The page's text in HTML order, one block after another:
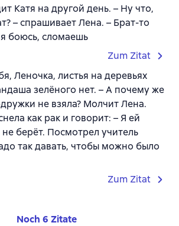
Катя на другой день. – Ну что,
– спрашивает Лена. – Брат-то
боюсь, сломаешь
Zum Zitat
Леночка, листья на деревьях
зелёного нет. – А почему же
не взяла? Молчит Лена.
как рак и говорит: – Я ей
берёт. Посмотрел учитель
так давать, чтобы можно было
Zum Zitat
Noch 6 Zitate